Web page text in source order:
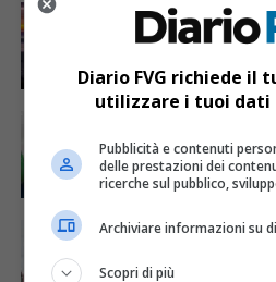
ECONOMIA & LAVORO
Il Big Science
Trieste,
Friuli-Venezia
strategica per
ECONOMIA & LAVORO
Fondartigianato e
per il progresso
Diario FVG richiede il
utilizzare i tuoi dati
Pubblicità e contenuti
delle prestazioni dei
ricerche sul pubblico,
Archiviare informazioni su
Scopri di più